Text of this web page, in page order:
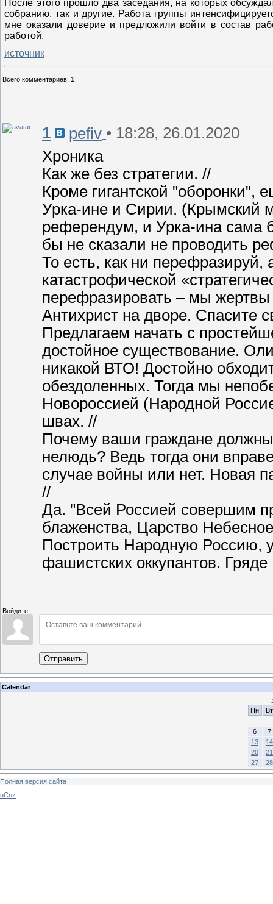
После этого прошло два заседания, на которых
собранию, так и другие. Работа группы
мне оказали доверие и предложили войти в состав
работой.
источник
Всего комментариев: 1
1 pefiv • 18:28, 26.01.2020
Хроника
Как же без стратегии. //
Кроме гигантской "оборонки",
Урка-ине и Сирии. (Крымский
референдум, и Урка-ина сама
бы не сказали не проводить
То есть, как ни
катастрофической
перефразировать – мы жертвы
Антихрист на дворе. Спасите
Предлагаем начать с
достойное существование.
никакой ВТО! Достойно
обездоленных. Тогда мы
Новороссией (Народной
швах. //
Почему ваши граждане должны
нелюдь? Ведь тогда они
случае войны или нет. Новая
//
Да. "Всей Россией совершим
блаженства, Царство
Построить Народную Россию,
фашистских оккупантов.
Войдите:
Отправить
Calendar
Пн
Вт
6
7
13
14
20
21
27
28
Полная версия сайта
uCoz